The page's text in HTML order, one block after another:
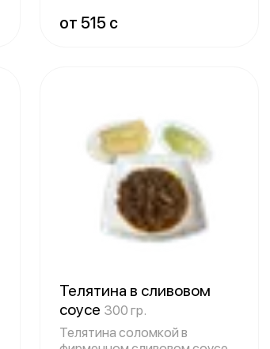
от 515 c
Телятина в сливовом
соусе 300 гр.
Телятина соломкой в